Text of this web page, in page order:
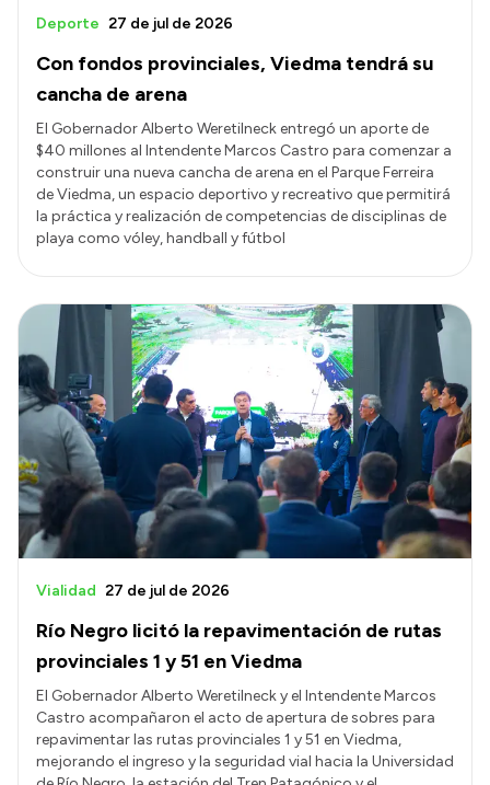
Con fondos provinciales, Viedma tendrá su
cancha de arena
Deporte 27 de jul de 2026
El Gobernador Alberto Weretilneck entregó un aporte de
$40 millones al Intendente Marcos Castro para comenzar a
construir una nueva cancha de arena en el Parque Ferreira
de Viedma, un espacio deportivo y recreativo que permitirá
la práctica y realización de competencias de disciplinas de
playa como vóley, handball y fútbol
Río Negro licitó la repavimentación de rutas
provinciales 1 y 51 en Viedma
Vialidad 27 de jul de 2026
El Gobernador Alberto Weretilneck y el Intendente Marcos
Castro acompañaron el acto de apertura de sobres para
repavimentar las rutas provinciales 1 y 51 en Viedma,
mejorando el ingreso y la seguridad vial hacia la Universidad